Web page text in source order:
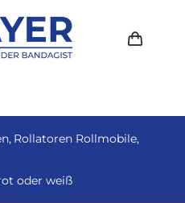
Rollatoren Rollmobile
oder weiß